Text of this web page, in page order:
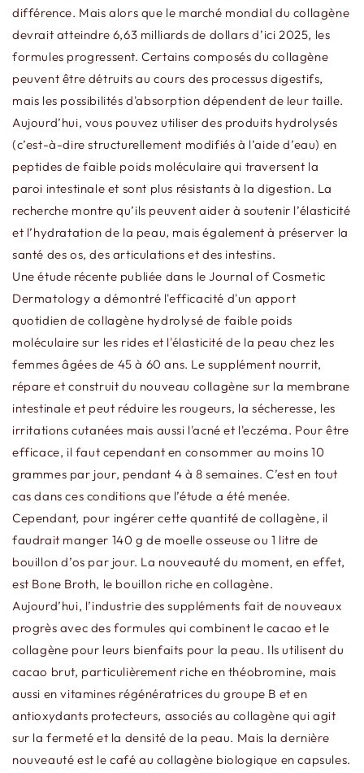
différence. Mais alors que le marché mondial du collagène
devrait atteindre 6,63 milliards de dollars d’ici 2025, les
formules progressent. Certains composés du collagène
peuvent être détruits au cours des processus digestifs,
mais les possibilités d'absorption dépendent de leur taille.
Aujourd’hui, vous pouvez utiliser des produits hydrolysés
(c’est-à-dire structurellement modifiés à l’aide d’eau) en
peptides de faible poids moléculaire qui traversent la
paroi intestinale et sont plus résistants à la digestion. La
recherche montre qu’ils peuvent aider à soutenir l’élasticité
et l’hydratation de la peau, mais également à préserver la
santé des os, des articulations et des intestins.
Une étude récente publiée dans le Journal of Cosmetic
Dermatology a démontré l'efficacité d'un apport
quotidien de collagène hydrolysé de faible poids
moléculaire sur les rides et l'élasticité de la peau chez les
femmes âgées de 45 à 60 ans. Le supplément nourrit,
répare et construit du nouveau collagène sur la membrane
intestinale et peut réduire les rougeurs, la sécheresse, les
irritations cutanées mais aussi l'acné et l'eczéma. Pour être
efficace, il faut cependant en consommer au moins 10
grammes par jour, pendant 4 à 8 semaines. C’est en tout
cas dans ces conditions que l’étude a été menée.
Cependant, pour ingérer cette quantité de collagène, il
faudrait manger 140 g de moelle osseuse ou 1 litre de
bouillon d’os par jour. La nouveauté du moment, en effet,
est Bone Broth, le bouillon riche en collagène.
Aujourd’hui, l’industrie des suppléments fait de nouveaux
progrès avec des formules qui combinent le cacao et le
collagène pour leurs bienfaits pour la peau. Ils utilisent du
cacao brut, particulièrement riche en théobromine, mais
aussi en vitamines régénératrices du groupe B et en
antioxydants protecteurs, associés au collagène qui agit
sur la fermeté et la densité de la peau. Mais la dernière
nouveauté est le café au collagène biologique en capsules.